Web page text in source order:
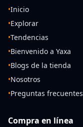
•Inicio
•Explorar
•Tendencias
•Bienvenido a Yaxa
•Blogs de la tienda
•Nosotros
•Preguntas frecuentes
Compra en línea